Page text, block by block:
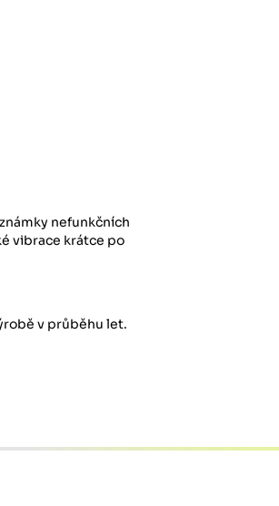
nefunkčních
vibrace krátce po
v průběhu let.